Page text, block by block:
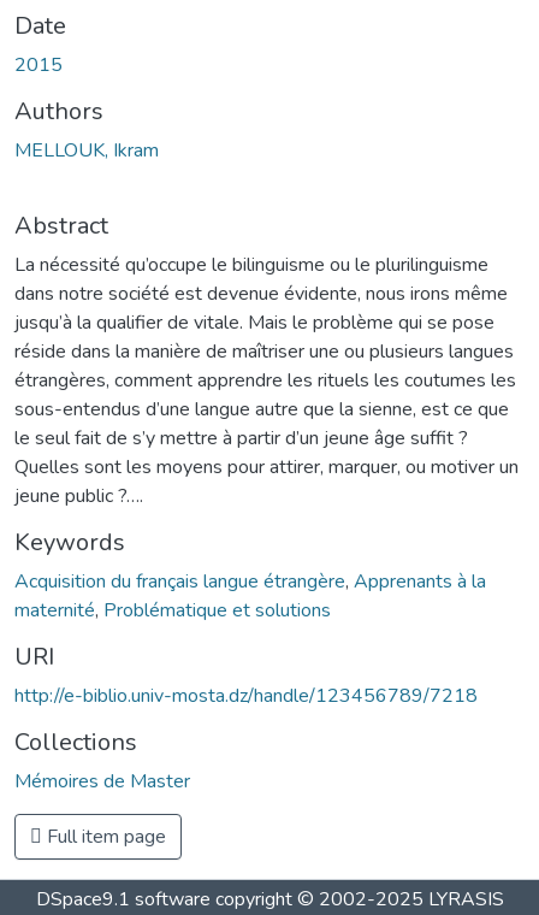
Date
2015
Authors
MELLOUK, Ikram
Abstract
La nécessité qu’occupe le bilinguisme ou le plurilinguisme
dans notre société est devenue évidente, nous irons même
jusqu’à la qualifier de vitale. Mais le problème qui se pose
réside dans la manière de maîtriser une ou plusieurs langues
étrangères, comment apprendre les rituels les coutumes les
sous-entendus d’une langue autre que la sienne, est ce que
le seul fait de s’y mettre à partir d’un jeune âge suffit ?
Quelles sont les moyens pour attirer, marquer, ou motiver un
jeune public ?….
Keywords
Acquisition du français langue étrangère, Apprenants à la
maternité, Problématique et solutions
URI
http://e-biblio.univ-mosta.dz/handle/123456789/7218
Collections
Mémoires de Master
Full item page
DSpace9.1 software copyright © 2002-2025 LYRASIS